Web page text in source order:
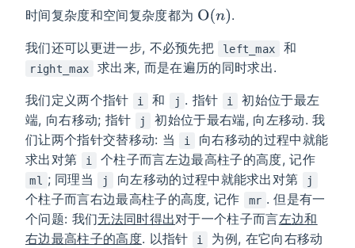
时间复杂度和空间复杂度都为 .
我们还可以更进一步, 不必预先把 left_max 和
right_max 求出来, 而是在遍历的同时求出.
我们定义两个指针 i 和 j . 指针 i
初始位于最左
端, 向右移动; 指针
j
初始位于最右端, 向左移动. 我
们让两个指针交替移动: 当
i
向右移动的过程中就能
求出对第
i 个柱子而言左边最高柱子的高度, 记作
ml ; 同理当 j 向左移动的过程中就能求出对第 j
个柱子而言右边最高柱子的高度, 记作 mr . 但是有一
个问题: 我们无法同时得出对于一个柱子而言左边和
右边最高柱子的高度. 以指针 i
为例, 在它向右移动